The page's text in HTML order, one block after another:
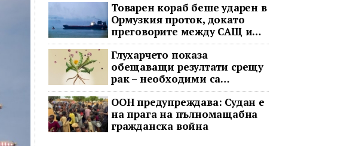
Товарен кораб беше ударен в
Ормузкия проток, докато
преговорите между САЩ и
Иран останаха в безизходица
Глухарчето показа
обещаващи резултати срещу
рак – необходими са
изпитания с хора
ООН предупреждава: Судан е
на прага на пълномащабна
гражданска война